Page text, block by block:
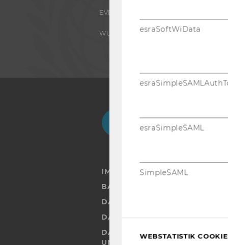
EVENTS
WU FOUNDATION
IMPRESSUM
DATENSCHUTZERKLÄRUNG
DATENSCHUTZERKLÄRUNG
DATENSCHUTZERKLÄRUNG
UND STUDIERENDE
esraSoftWiData
esraSimpleSAML
SimpleSAML
WEBSTATISTIK